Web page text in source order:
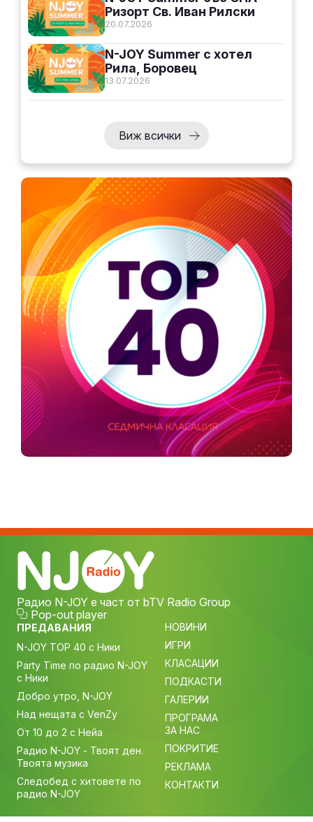
20.07.2026
Ризорт Св. Иван Рилски
13.07.2026
N-JOY Summer с хотел
Рила, Боровец
Виж всички
Радио N-JOY е част от bTV Radio Group
Pop-out player
ПРЕДАВАНИЯ
N-JOY TOP 40 с Ники
Party Time по радио N-JOY
с Ники
Добро утро, N-JOY
Над нещата с VenZy
От 10 до 2 с Нейа
Радио N-JOY - Твоят ден.
Твоята музика
Следобед с хитовете по
радио N-JOY
НОВИНИ
ИГРИ
КЛАСАЦИИ
ПОДКАСТИ
ГАЛЕРИИ
ПРОГРАМА
ЗА НАС
ПОКРИТИЕ
РЕКЛАМА
КОНТАКТИ